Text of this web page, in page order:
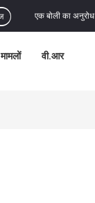
एक बोली का अनुरोध
मामलों वी.आर